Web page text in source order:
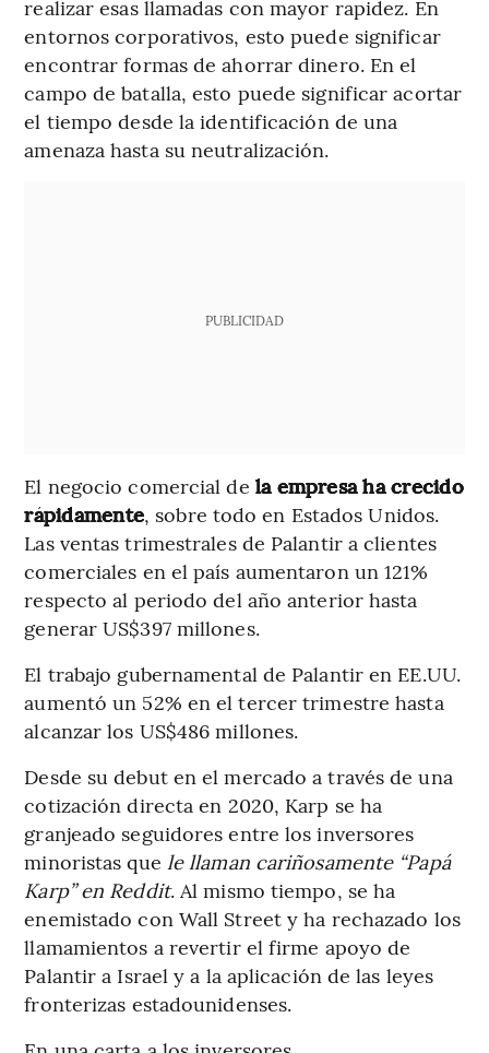
realizar esas llamadas con mayor rapidez. En
entornos corporativos, esto puede significar
encontrar formas de ahorrar dinero. En el
campo de batalla, esto puede significar acortar
el tiempo desde la identificación de una
amenaza hasta su neutralización.
PUBLICIDAD
El negocio comercial de la empresa ha crecido
rápidamente, sobre todo en Estados Unidos.
Las ventas trimestrales de Palantir a clientes
comerciales en el país aumentaron un 121%
respecto al periodo del año anterior hasta
generar US$397 millones.
El trabajo gubernamental de Palantir en EE.UU.
aumentó un 52% en el tercer trimestre hasta
alcanzar los US$486 millones.
Desde su debut en el mercado a través de una
cotización directa en 2020, Karp se ha
granjeado seguidores entre los inversores
minoristas que le llaman cariñosamente “Papá
Karp” en Reddit. Al mismo tiempo, se ha
enemistado con Wall Street y ha rechazado los
llamamientos a revertir el firme apoyo de
Palantir a Israel y a la aplicación de las leyes
fronterizas estadounidenses.